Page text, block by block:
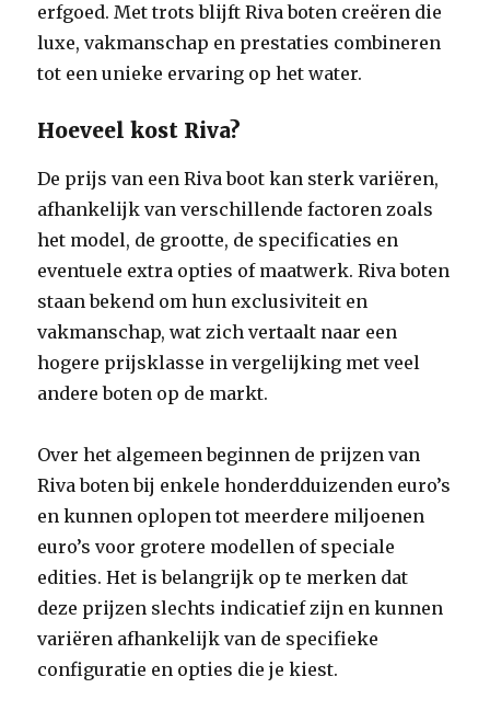
erfgoed. Met trots blijft Riva boten creëren die
luxe, vakmanschap en prestaties combineren
tot een unieke ervaring op het water.
Hoeveel kost Riva?
De prijs van een Riva boot kan sterk variëren,
afhankelijk van verschillende factoren zoals
het model, de grootte, de specificaties en
eventuele extra opties of maatwerk. Riva boten
staan ​​bekend om hun exclusiviteit en
vakmanschap, wat zich vertaalt naar een
hogere prijsklasse in vergelijking met veel
andere boten op de markt.
Over het algemeen beginnen de prijzen van
Riva boten bij enkele honderdduizenden euro’s
en kunnen oplopen tot meerdere miljoenen
euro’s voor grotere modellen of speciale
edities. Het is belangrijk op te merken dat
deze prijzen slechts indicatief zijn en kunnen
variëren afhankelijk van de specifieke
configuratie en opties die je kiest.